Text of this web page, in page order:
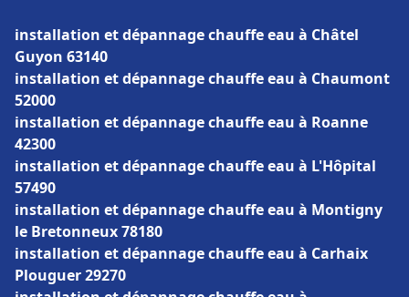
installation et dépannage chauffe eau à Châtel
Guyon 63140
installation et dépannage chauffe eau à Chaumont
52000
installation et dépannage chauffe eau à Roanne
42300
installation et dépannage chauffe eau à L'Hôpital
57490
installation et dépannage chauffe eau à Montigny
le Bretonneux 78180
installation et dépannage chauffe eau à Carhaix
Plouguer 29270